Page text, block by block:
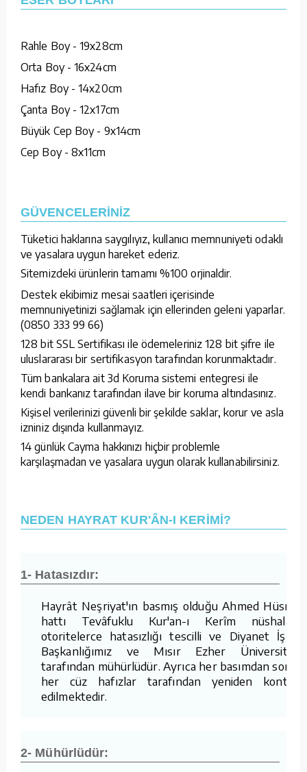
Rahle Boy - 19x28cm
Orta Boy - 16x24cm
Hafız Boy - 14x20cm
Çanta Boy - 12x17cm
Büyük Cep Boy - 9x14cm
Cep Boy - 8x11cm
GÜVENCELERİNİZ
Tüketici haklarına saygılıyız, kullanıcı memnuniyeti odaklı
ve yasalara uygun hareket ederiz.
Sitemizdeki ürünlerin tamamı %100 orjinaldir.
Destek ekibimiz mesai saatleri içerisinde
memnuniyetinizi sağlamak için ellerinden geleni yaparlar.
(0850 333 99 66)
128 bit SSL Sertifikası ile ödemeleriniz 128 bit şifre ile
uluslararası bir sertifikasyon tarafından korunmaktadır.
Tüm bankalara ait 3d Koruma sistemi entegresi ile
kendi bankanız tarafından ilave bir koruma altındasınız.
Kişisel verilerinizi güvenli bir şekilde saklar, korur ve asla
izniniz dışında kullanmayız.
14 günlük Cayma hakkınızı hiçbir problemle
karşılaşmadan ve yasalara uygun olarak kullanabilirsiniz.
NEDEN HAYRAT KUR'ÂN-I KERİMİ?
1- Hatasızdır:
Hayrât Neşriyat'ın basmış olduğu Ahmed Hüsrev
hattı Tevâfuklu Kur'an-ı Kerîm nüshaları,
otoritelerce hatasızlığı tescilli ve Diyanet İşleri
Başkanlığımız ve Mısır Ezher Üniversitesi
tarafından mühürlüdür. Ayrıca her basımdan sonra
her cüz hafızlar tarafından yeniden kontrol
edilmektedir.
2- Mühürlüdür: